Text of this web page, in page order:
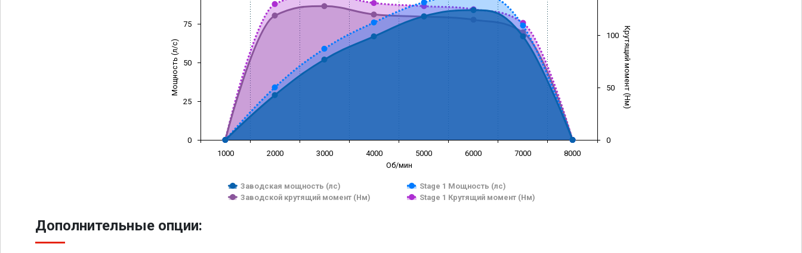
Об/мин
Мощность (л/с) Крутящий момент (Нм)
Заводская мощность (лс)
Stage 1 Мощность (лс)
Заводской крутящий момент (Нм)
Stage 1 Крутящий момент (Нм)
1000 2000 3000 4000 5000 6000 7000 8000
0
25
50
75
0
50
100
Дополнительные опции: